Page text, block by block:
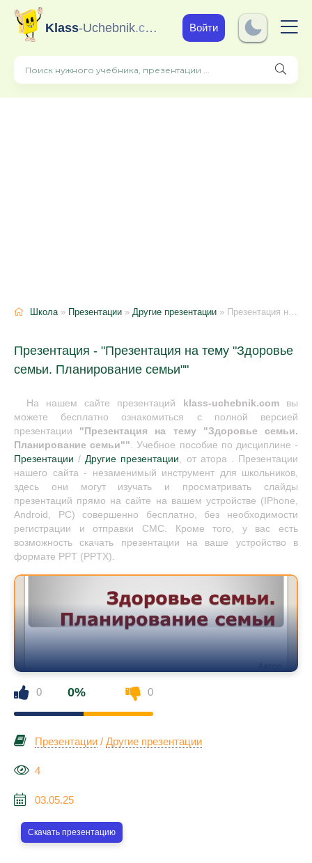
Klass-Uchebnik.com Войти
Школа» Презентации » Другие презентации » Презентация на тему "Здоровье семьи. Планирование семьи"
Презентация - "Презентация на тему "Здоровье
семьи. Планирование семьи""
На нашем сайте презентаций klass-uchebnik.comвы
можете бесплатно ознакомиться с полной версией
презентации "Презентация на тему "Здоровье семьи.
Планирование семьи"". Учебное пособие по дисциплине -
Презентации /Другие презентации, от атора . Презентации
нашего сайта - незаменимый инструмент для школьников,
здесь они могут изучать и просматривать слайды
презентаций прямо на сайте на вашем устройстве (IPhone,
Android, PC) совершенно бесплатно, без необходимости
регистрации и отправки СМС. Кроме того, у вас есть
возможность скачать презентации на ваше устройство в
формате PPT (PPTX).
0 0% 0
Презентации / Другие презентации
4
03.05.25
Скачать презентацию